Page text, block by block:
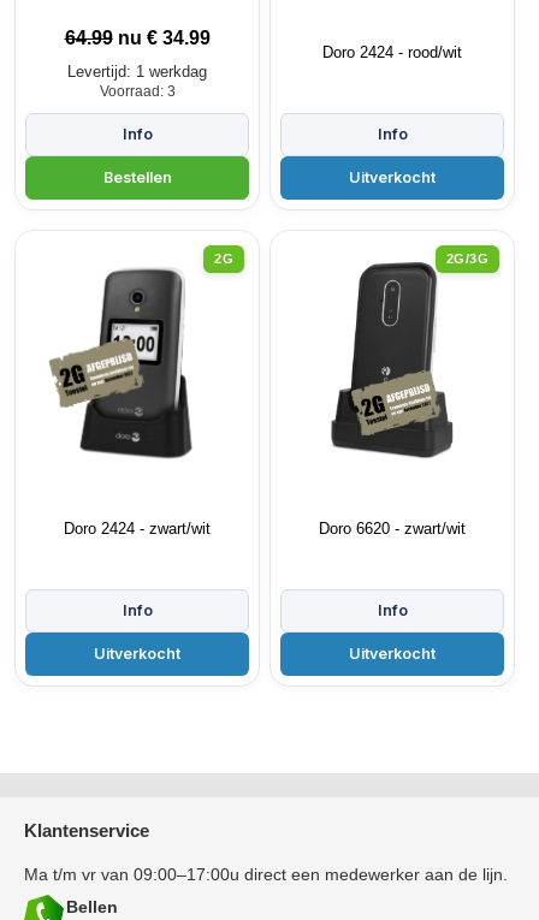
64.99nu € 34.99
Levertijd: 1 werkdag
Voorraad: 3
Doro 2424 - rood/wit
2G
Doro 2424 - zwart/wit
2G/3G
Doro 6620 - zwart/wit
Klantenservice
Ma t/m vr van 09:00–17:00u direct een medewerker aan de lijn.
Bellen